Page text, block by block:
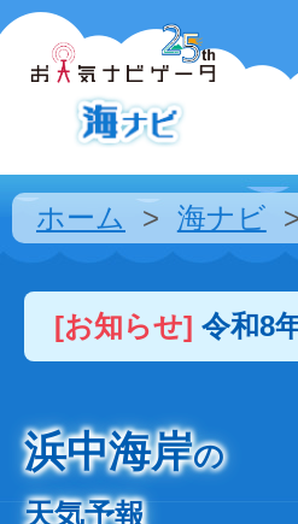
ホーム 海ナビ
[お知らせ] 令和8
浜中海岸の
天気予報